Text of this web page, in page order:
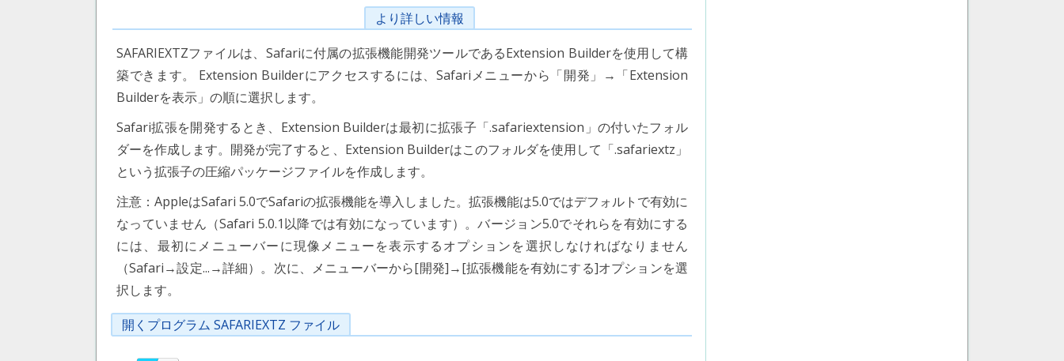
より詳しい情報
SAFARIEXTZファイルは、Safariに付属の拡張機能開発ツールであるExtension Builderを使用して構
築できます。 Extension Builderにアクセスするには、Safariメニューから「開発」→「Extension
Builderを表示」の順に選択します。
Safari拡張を開発するとき、Extension Builderは最初に拡張子「.safariextension」の付いたフォル
ダーを作成します。開発が完了すると、Extension Builderはこのフォルダを使用して「.safariextz」
という拡張子の圧縮パッケージファイルを作成します。
注意：AppleはSafari 5.0でSafariの拡張機能を導入しました。拡張機能は5.0ではデフォルトで有効に
なっていません（Safari 5.0.1以降では有効になっています）。バージョン5.0でそれらを有効にする
には、最初にメニューバーに現像メニューを表示するオプションを選択しなければなりません
（Safari→設定...→詳細）。次に、メニューバーから[開発]→[拡張機能を有効にする]オプションを選
択します。
開くプログラム SAFARIEXTZ ファイル